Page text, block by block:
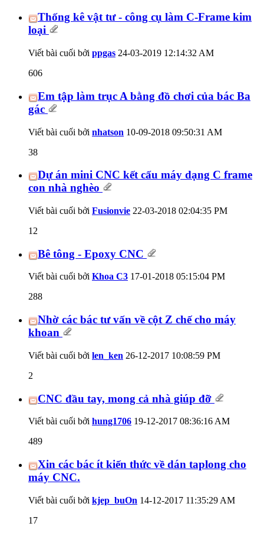
Thống kê vật tư - công cụ làm C-Frame kim
loại
Viết bài cuối bởi ppgas 24-03-2019 12:14:32 AM
606
Em tập làm trục A bằng đồ chơi của bác Ba
gác
Viết bài cuối bởi nhatson 10-09-2018 09:50:31 AM
38
Dự án mini CNC kết cấu máy dạng C frame
con nhà nghèo
Viết bài cuối bởi Fusionvie 22-03-2018 02:04:35 PM
12
Bê tông - Epoxy CNC
Viết bài cuối bởi Khoa C3 17-01-2018 05:15:04 PM
288
Nhờ các bác tư vấn về cột Z chế cho máy
khoan
Viết bài cuối bởi len_ken 26-12-2017 10:08:59 PM
2
CNC đầu tay, mong cả nhà giúp đỡ
Viết bài cuối bởi hung1706 19-12-2017 08:36:16 AM
489
Xin các bác ít kiến thức về dán taplong cho
máy CNC.
Viết bài cuối bởi kjep_buOn 14-12-2017 11:35:29 AM
17